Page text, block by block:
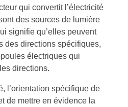
qui convertit l’électricité
des sources de lumière
signifie qu’elles peuvent
des directions spécifiques,
électriques qui
directions.
l’orientation spécifique de
de mettre en évidence la